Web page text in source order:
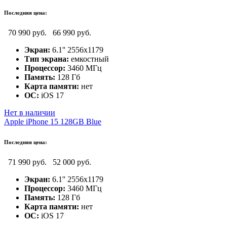
Последняя цена:
70 990 руб.
66 990 руб.
Экран: 6.1'' 2556x1179
Тип экрана: емкостный
Процессор: 3460 МГц
Память: 128 Гб
Карта памяти: нет
ОС: iOS 17
Нет в наличии
Apple iPhone 15 128GB Blue
Последняя цена:
71 990 руб.
52 000 руб.
Экран: 6.1'' 2556x1179
Процессор: 3460 МГц
Память: 128 Гб
Карта памяти: нет
ОС: iOS 17